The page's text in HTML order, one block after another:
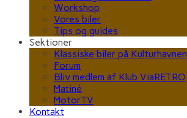
Workshop
Vores biler
Tips og guides
Sektioner
Klassiske biler på Kulturhavnen
Forum
Bliv medlem af Klub ViaRETRO
Matiné
MotorTV
Kontakt